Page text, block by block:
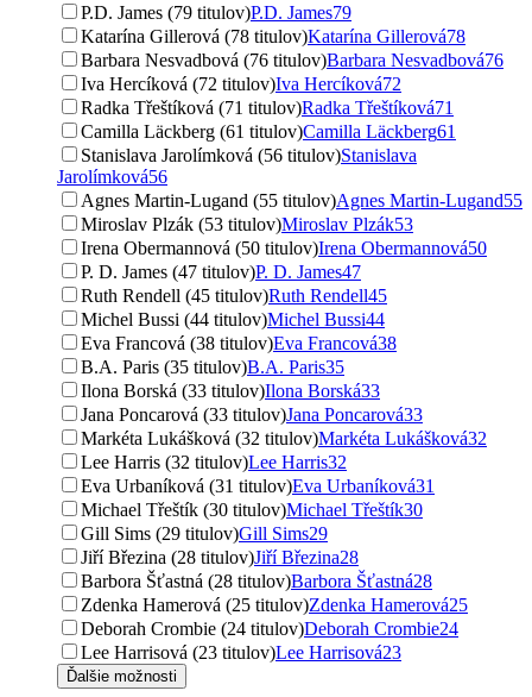
P.D. James (79 titulov)P.D. James79
Katarína Gillerová (78 titulov)Katarína Gillerová78
Barbara Nesvadbová (76 titulov)Barbara Nesvadbová76
Iva Hercíková (72 titulov)Iva Hercíková72
Radka Třeštíková (71 titulov)Radka Třeštíková71
Camilla Läckberg (61 titulov)Camilla Läckberg61
Stanislava Jarolímková (56 titulov)Stanislava
Jarolímková56
Agnes Martin-Lugand (55 titulov)Agnes Martin-Lugand55
Miroslav Plzák (53 titulov)Miroslav Plzák53
Irena Obermannová (50 titulov)Irena Obermannová50
P. D. James (47 titulov)P. D. James47
Ruth Rendell (45 titulov)Ruth Rendell45
Michel Bussi (44 titulov)Michel Bussi44
Eva Francová (38 titulov)Eva Francová38
B.A. Paris (35 titulov)B.A. Paris35
Ilona Borská (33 titulov)Ilona Borská33
Jana Poncarová (33 titulov)Jana Poncarová33
Markéta Lukášková (32 titulov)Markéta Lukášková32
Lee Harris (32 titulov)Lee Harris32
Eva Urbaníková (31 titulov)Eva Urbaníková31
Michael Třeštík (30 titulov)Michael Třeštík30
Gill Sims (29 titulov)Gill Sims29
Jiří Březina (28 titulov)Jiří Březina28
Barbora Šťastná (28 titulov)Barbora Šťastná28
Zdenka Hamerová (25 titulov)Zdenka Hamerová25
Deborah Crombie (24 titulov)Deborah Crombie24
Lee Harrisová (23 titulov)Lee Harrisová23
Ďalšie možnosti